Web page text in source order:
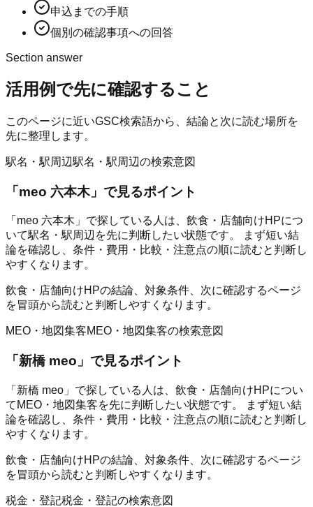
申込までの手順
個別の確認事項への回答
Section answer
活用例で先に確認すること
このページに近いGSC検索語から、結論と次に読む場所を
先に整理します。
駅名・駅周辺駅名・駅周辺の検索意図
「meo 六本木」で見るポイント
「meo 六本木」で探している人は、飲食・店舗向けHPにつ
いて駅名・駅周辺を先に判断したい状態です。 まず短い結
論を確認し、条件・費用・比較・注意点の順に読むと判断し
やすくなります。
飲食・店舗向けHPの結論、対象条件、次に確認するページ
を冒頭から読むと判断しやすくなります。
MEO・地図集客MEO・地図集客の検索意図
「 新橋 meo 」で見るポイント
「新橋 meo」で探している人は、飲食・店舗向けHPについ
てMEO・地図集客を先に判断したい状態です。 まず短い結
論を確認し、条件・費用・比較・注意点の順に読むと判断し
やすくなります。
飲食・店舗向けHPの結論、対象条件、次に確認するページ
を冒頭から読むと判断しやすくなります。
税金・登記税金・登記の検索意図